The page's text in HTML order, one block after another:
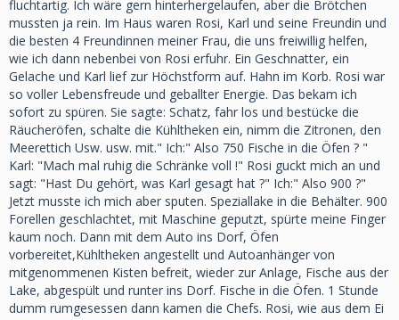
fluchtartig. Ich wäre gern hinterhergelaufen, aber die Brötchen
mussten ja rein. Im Haus waren Rosi, Karl und seine Freundin und
die besten 4 Freundinnen meiner Frau, die uns freiwillig helfen,
wie ich dann nebenbei von Rosi erfuhr. Ein Geschnatter, ein
Gelache und Karl lief zur Höchstform auf. Hahn im Korb. Rosi war
so voller Lebensfreude und geballter Energie. Das bekam ich
sofort zu spüren. Sie sagte: Schatz, fahr los und bestücke die
Räucheröfen, schalte die Kühltheken ein, nimm die Zitronen, den
Meerettich Usw. usw. mit." Ich:" Also 750 Fische in die Öfen ? "
Karl: "Mach mal ruhig die Schränke voll !" Rosi guckt mich an und
sagt: "Hast Du gehört, was Karl gesagt hat ?" Ich:" Also 900 ?"
Jetzt musste ich mich aber sputen. Speziallake in die Behälter. 900
Forellen geschlachtet, mit Maschine geputzt, spürte meine Finger
kaum noch. Dann mit dem Auto ins Dorf, Öfen
vorbereitet,Kühltheken angestellt und Autoanhänger von
mitgenommenen Kisten befreit, wieder zur Anlage, Fische aus der
Lake, abgespült und runter ins Dorf. Fische in die Öfen. 1 Stunde
dumm rumgesessen dann kamen die Chefs. Rosi, wie aus dem Ei